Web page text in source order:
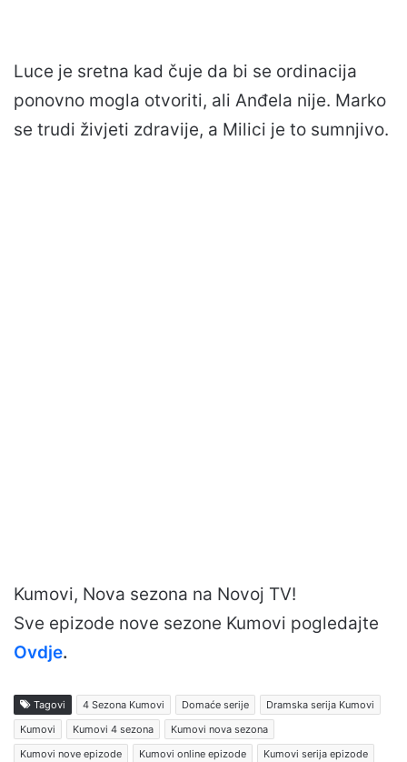
Luce je sretna kad čuje da bi se ordinacija
ponovno mogla otvoriti, ali Anđela nije. Marko
se trudi živjeti zdravije, a Milici je to sumnjivo.
Kumovi, Nova sezona na Novoj TV!
Sve epizode nove sezone Kumovi pogledajte
Ovdje.
Tagovi 4 Sezona Kumovi Domaće serije
Dramska serija Kumovi
Kumovi
Kumovi 4 sezona
Kumovi nova sezona
Kumovi nove epizode
Kumovi online epizode Kumovi serija epizode